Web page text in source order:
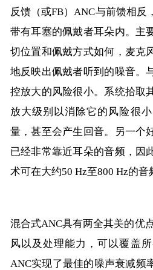
反馈（或FB）ANC与前馈相反
带有耳塞的佩戴者耳朵内。主
切位置和佩戴方式如何，麦克
地反映出佩戴者听到的噪音。
控放大的风险很小。系统拾取
放大级别以消除它的风险很
量，甚至会产生回音。另一个
已经非常靠近耳朵的音频，因
术可在大约50 Hz至800 Hz的音
混合式ANC具有两全其美的优
风以及处理能力，可以覆盖
ANC实现了最佳的噪声衰减频